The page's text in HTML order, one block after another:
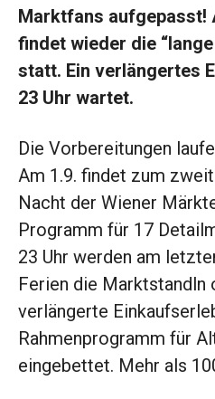
Marktfans aufgepasst!
findet wieder die
statt. Ein verlängertes
23 Uhr wartet.
Die Vorbereitungen
Am 1.9. findet zum
Nacht der Wiener
Programm für 17
23 Uhr werden am
Ferien die Marktstandln
verlängerte
Rahmenprogramm für
eingebettet. Mehr als